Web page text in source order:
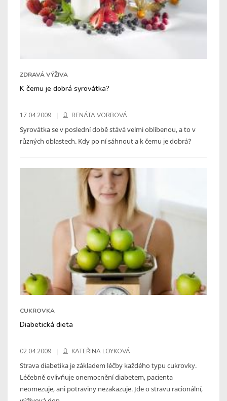
ZDRAVÁ VÝŽIVA
K čemu je dobrá syrovátka?
17.04.2009 RENÁTA VORBOVÁ
Syrovátka se v poslední době stává velmi oblíbenou, a to v
různých oblastech. Kdy po ní sáhnout a k čemu je dobrá?
CUKROVKA
Diabetická dieta
02.04.2009 KATEŘINA LOYKOVÁ
Strava diabetika je základem léčby každého typu cukrovky.
Léčebně ovlivňuje onemocnění diabetem, pacienta
neomezuje, ani potraviny nezakazuje. Jde o stravu racionální,